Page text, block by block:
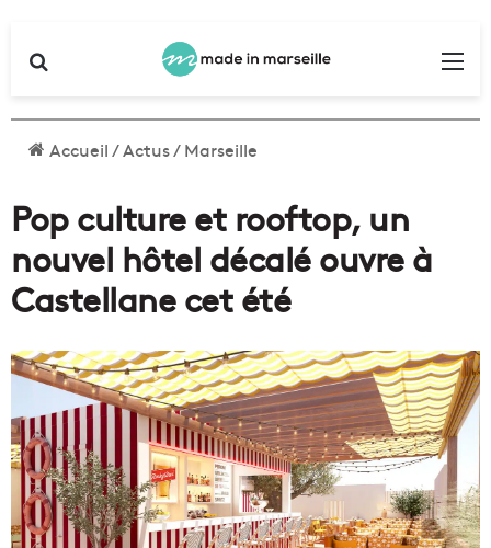
Accueil/Actus/Marseille
Pop culture et rooftop, un
nouvel hôtel décalé ouvre à
Castellane cet été